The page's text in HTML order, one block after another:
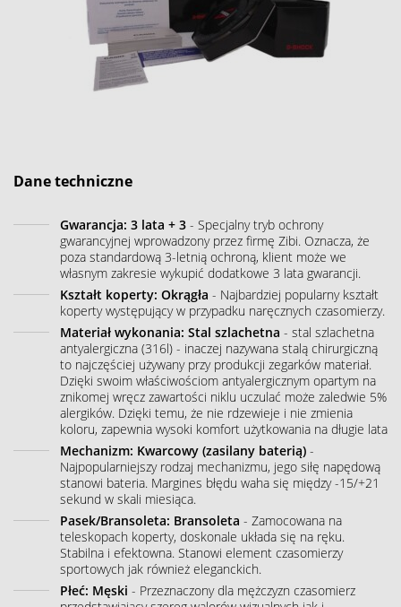
Dane techniczne
Gwarancja: 3 lata + 3 - Specjalny tryb ochrony
gwarancyjnej wprowadzony przez firmę Zibi. Oznacza, że
poza standardową 3-letnią ochroną, klient może we
własnym zakresie wykupić dodatkowe 3 lata gwarancji.
Kształt koperty: Okrągła - Najbardziej popularny kształt
koperty występujący w przypadku naręcznych czasomierzy.
Materiał wykonania: Stal szlachetna - stal szlachetna
antyalergiczna (316l) - inaczej nazywana stalą chirurgiczną
to najczęściej używany przy produkcji zegarków materiał.
Dzięki swoim właściwościom antyalergicznym opartym na
znikomej wręcz zawartości niklu uczulać może zaledwie 5%
alergików. Dzięki temu, że nie rdzewieje i nie zmienia
koloru, zapewnia wysoki komfort użytkowania na długie lata
Mechanizm: Kwarcowy (zasilany baterią) -
Najpopularniejszy rodzaj mechanizmu, jego siłę napędową
stanowi bateria. Margines błędu waha się między -15/+21
sekund w skali miesiąca.
Pasek/Bransoleta: Bransoleta - Zamocowana na
teleskopach koperty, doskonale układa się na ręku.
Stabilna i efektowna. Stanowi element czasomierzy
sportowych jak również eleganckich.
Płeć: Męski - Przeznaczony dla mężczyzn czasomierz